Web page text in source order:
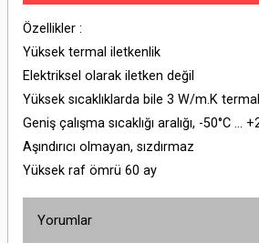
Özellikler :
Yüksek termal iletkenlik
Elektriksel olarak iletken değil
Yüksek sıcaklıklarda bile 3 W/m.K
Geniş çalışma sıcaklığı aralığı, -50°C …
Aşındırıcı olmayan, sızdırmaz
Yüksek raf ömrü 60 ay
Yorumlar